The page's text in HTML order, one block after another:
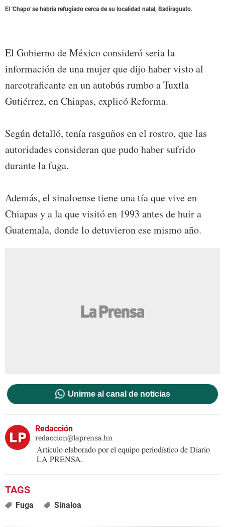
El 'Chapo' se habría refugiado cerca de su localidad natal, Badiraguato.
El Gobierno de México consideró seria la
información de una mujer que dijo haber visto al
narcotraficante en un autobús rumbo a Tuxtla
Gutiérrez, en Chiapas, explicó Reforma.
Según detalló, tenía rasguños en el rostro, que las
autoridades consideran que pudo haber sufrido
durante la fuga.
Además, el sinaloense tiene una tía que vive en
Chiapas y a la que visitó en 1993 antes de huir a
Guatemala, donde lo detuvieron ese mismo año.
Unirme al canal de noticias
Redacción
redaccion@laprensa.hn
Artículo elaborado por el equipo periodístico de Diario
LA PRENSA.
Fuga Sinaloa